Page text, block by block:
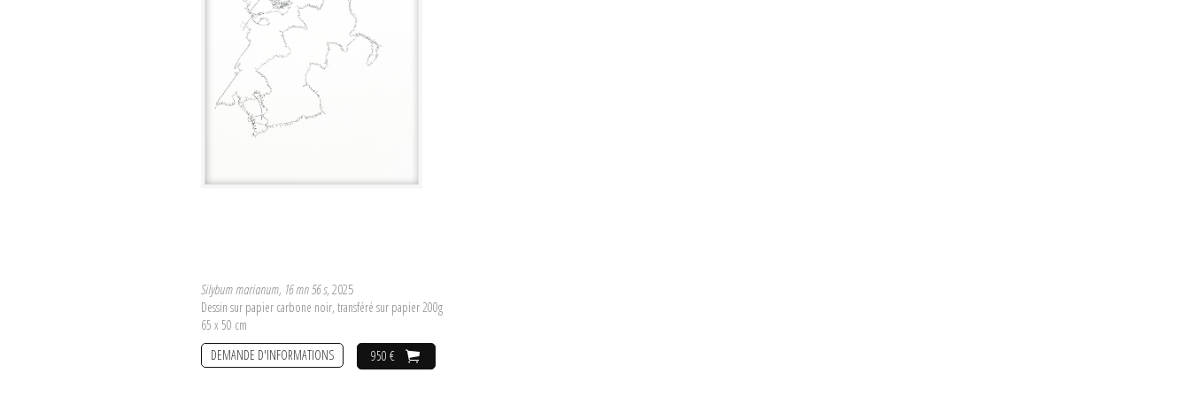
Silybum marianum, 16 mn 56 s, 2025
Dessin sur papier carbone noir, transféré sur papier 200g
65 x 50 cm
950 €
DEMANDE D'INFORMATIONS